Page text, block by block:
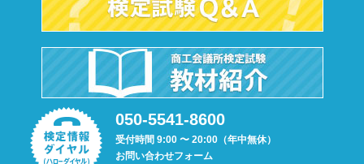
050-5541-8600
受付時間 9:00 〜 20:00（年中無休）
お問い合わせフォーム